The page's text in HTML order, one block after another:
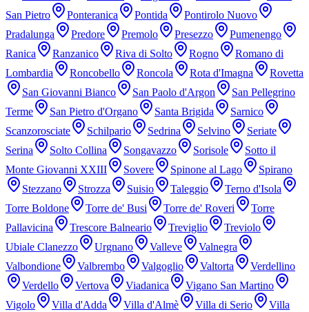
San Pietro
Ponteranica Pontida
Pontirolo Nuovo
Pradalunga
Predore Premolo Presezzo
Pumenengo
Ranica
Ranzanico Riva di Solto Rogno
Romano di
Lombardia
Roncobello Roncola Rota d'Imagna
Rovetta
San Giovanni Bianco
San Paolo d'Argon
San Pellegrino
Terme
San Pietro d'Organo Santa Brigida
Sarnico
Scanzorosciate
Schilpario Sedrina Selvino
Seriate
Serina
Solto Collina Songavazzo Sorisole
Sotto il
Monte Giovanni XXIII
Sovere Spinone al Lago
Spirano
Stezzano
Strozza Suisio Taleggio
Terno d'Isola
Torre Boldone
Torre de' Busi Torre de' Roveri
Torre
Pallavicina
Trescore Balneario Treviglio
Treviolo
Ubiale Clanezzo
Urgnano Valleve
Valnegra
Valbondione
Valbrembo Valgoglio Valtorta
Verdellino
Verdello
Vertova Viadanica
Vigano San Martino
Vigolo
Villa d'Adda Villa d'Almè Villa di Serio
Villa